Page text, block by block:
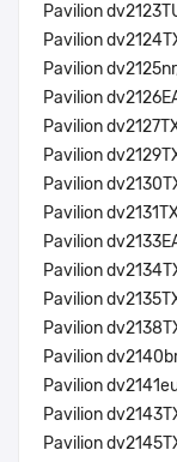
Pavilion
Pavilion
Pavilion
Pavilion
Pavilion
Pavilion
Pavilion
Pavilion
Pavilion
Pavilion
Pavilion
Pavilion
Pavilion
Pavilion
Pavilion
Pavilion